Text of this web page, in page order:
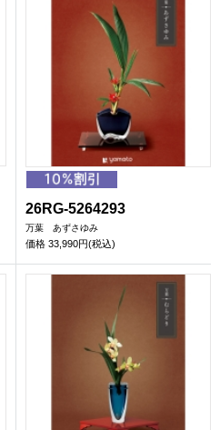
26RG-5264293
万葉 あずさゆみ
価格 33,990円(税込)